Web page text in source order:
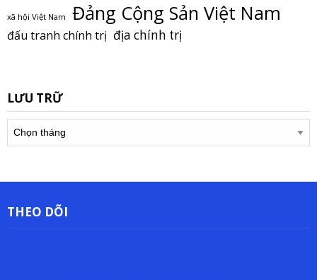
xã hội Việt Nam Đảng Cộng Sản Việt Nam
đấu tranh chính trị địa chính trị
LƯU TRỮ
Lưu
THEO DÕI